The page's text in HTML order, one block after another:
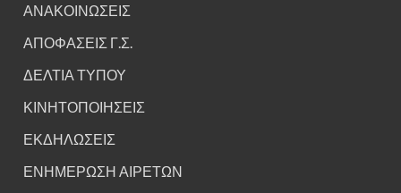
ΑΝΑΚΟΙΝΩΣΕΙΣ
ΑΠΟΦΑΣΕΙΣ Γ.Σ.
ΔΕΛΤΙΑ ΤΥΠΟΥ
ΚΙΝΗΤΟΠΟΙΗΣΕΙΣ
ΕΚΔΗΛΩΣΕΙΣ
ΕΝΗΜΕΡΩΣΗ ΑΙΡΕΤΩΝ